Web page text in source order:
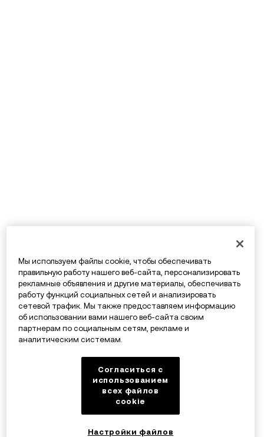
Мы используем файлы cookie, чтобы обеспечивать
правильную работу нашего веб-сайта, персонализировать
рекламные объявления и другие материалы, обеспечивать
работу функций социальных сетей и анализировать
сетевой трафик. Мы также предоставляем информацию
об использовании вами нашего веб-сайта своим
партнерам по социальным сетям, рекламе и
аналитическим системам.
Согласиться с
использованием
всех файлов
cookie
Настройки файлов